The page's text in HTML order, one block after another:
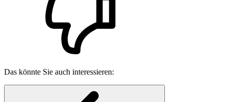
Das könnte Sie auch interessieren: